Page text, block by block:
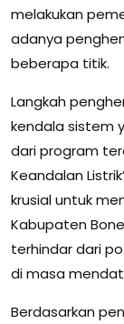
melakukan
adanya
beberapa titik.
Langkah
kendala sistem
dari program
Keandalan
krusial untuk
Kabupaten
terhindar dari
di masa
Berdasarkan